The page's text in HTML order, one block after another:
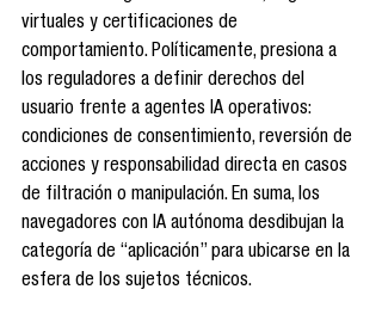
virtuales y certificaciones de
comportamiento. Políticamente, presiona a
los reguladores a definir derechos del
usuario frente a agentes IA operativos:
condiciones de consentimiento, reversión de
acciones y responsabilidad directa en casos
de filtración o manipulación. En suma, los
navegadores con IA autónoma desdibujan la
categoría de “aplicación” para ubicarse en la
esfera de los sujetos técnicos.